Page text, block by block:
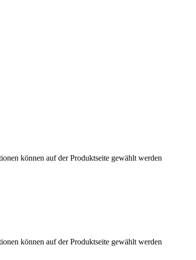
können auf der Produktseite gewählt werden
können auf der Produktseite gewählt werden